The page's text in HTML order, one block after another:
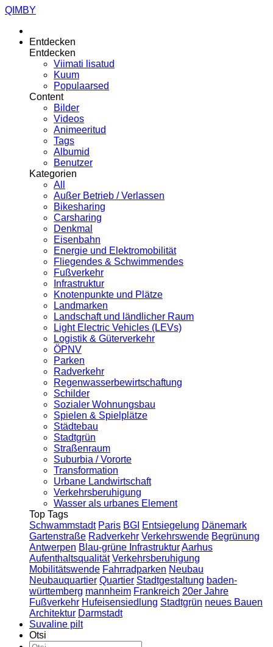
QIMBY
Entdecken
Entdecken
Viimati lisatud
Kuum
Populaarsed
Content
Bilder
Videos
Animeeritud
Tags
Albumid
Benutzer
Kategorien
All
Außer Betrieb / Verlassen
Bikesharing
Carsharing
Denkmal
Eisenbahn
Energie und Elektromobilität
Fliegendes & Schwimmendes
Fußverkehr
Infrastruktur
Knotenpunkte und Plätze
Landmarken
Landschaft und ländlicher Raum
Light Electric Vehicles (LEVs)
Logistik & Güterverkehr
ÖPNV
Parken
Radverkehr
Regenwasserbewirtschaftung
Schilder
Sozialer Wohnungsbau
Spielen & Spielplätze
Städtebau
Stadtgrün
Straßenraum
Suburbia / Vororte
Transformation
Urbane Landwirtschaft
Verkehrsberuhigung
Wasser als urbanes Element
Top Tags
Schwammstadt Paris BGI Entsiegelung Dänemark
Gartenstraße Radverkehr Verkehrswende Begrünung
Antwerpen Blau-grüne InfrastrukturAarhus
Aufenthaltsqualität Verkehrsberuhigung
Mobilitätswende Fahrradparken Neubau
Neubauquartier Quartier Stadtgestaltung baden-
württemberg mannheim Frankreich 20er Jahre
Fußverkehr Hufeisensiedlung Stadtgrün neues Bauen
Architektur Darmstadt
Suvaline pilt
Otsi